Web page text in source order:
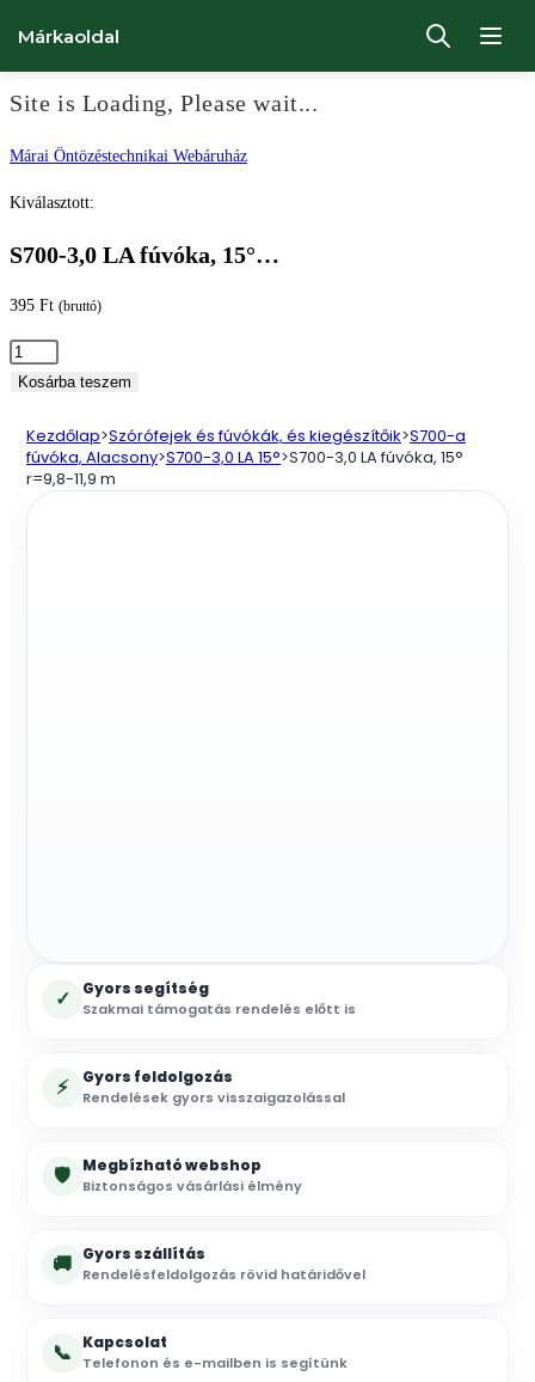
Site is Loading, Please wait...
Ugrás
Márai Öntözéstechnikai Webáruház
Márkaoldal
Kiválasztott:
S700-3,0 LA fúvóka, 15°…
395 Ft (bruttó)
S700-
3,0
fúvóka,
15°
Kosárba teszem
Kezdőlap>Szórófejek és fúvókák, és kiegészítőik>S700-a
fúvóka, Alacsony>S700-3,0 LA 15°>S700-3,0 LA fúvóka, 15°
r=9,8-11,9 m
✓ Gyors segítség
Szakmai támogatás rendelés előtt is
⚡ Gyors feldolgozás
Rendelések gyors visszaigazolással
🛡 Megbízható webshop
Biztonságos vásárlási élmény
🚚 Gyors szállítás
Rendelésfeldolgozás rövid határidővel
📞 Kapcsolat
Telefonon és e-mailben is segítünk